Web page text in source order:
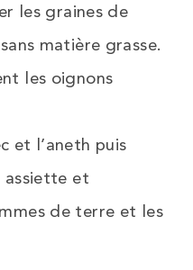
les graines de
matière grasse.
les oignons
et l’aneth puis
assiette et
de terre et les